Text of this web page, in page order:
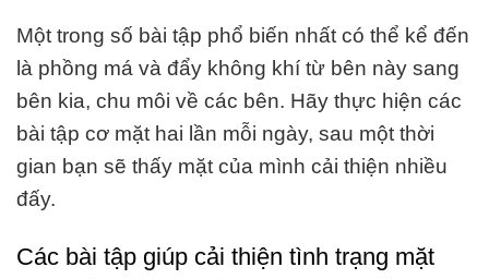
Một trong số bài tập phổ biến nhất có thể kể đến
là phồng má và đẩy không khí từ bên này sang
bên kia, chu môi về các bên. Hãy thực hiện các
bài tập cơ mặt hai lần mỗi ngày, sau một thời
gian bạn sẽ thấy mặt của mình cải thiện nhiều
đấy.
Các bài tập giúp cải thiện tình trạng mặt